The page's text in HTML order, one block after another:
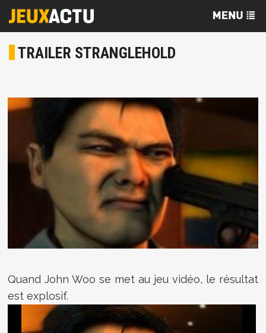
TRAILER STRANGLEHOLD
Quand John Woo se met au jeu vidéo, le résultat
est explosif.